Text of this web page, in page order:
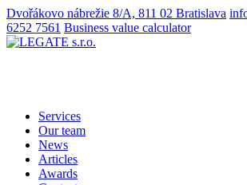
Dvořákovo nábrežie 8/A, 811 02 Bratislava
6252 7561 Business value calculator
Services
Our team
News
Articles
Awards